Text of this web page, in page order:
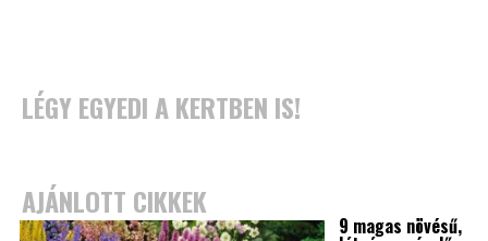
LÉGY EGYEDI A KERTBEN IS!
AJÁNLOTT CIKKEK
9 magas növésű,